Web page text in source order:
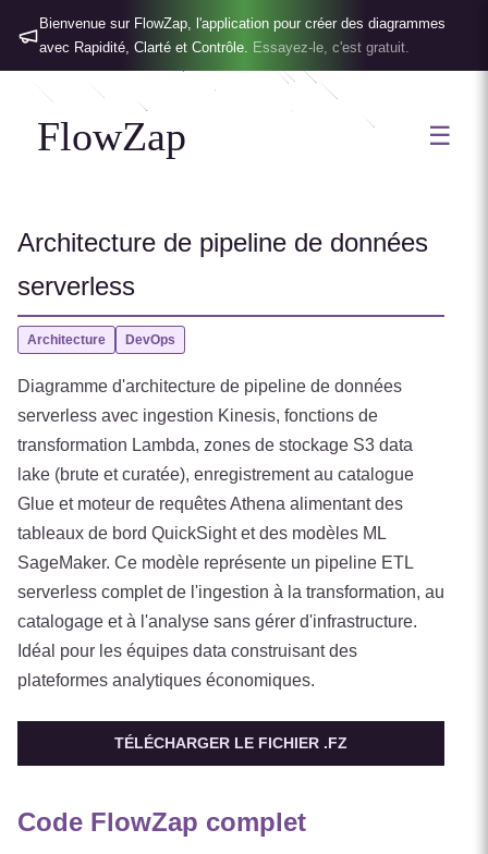
Bienvenue sur FlowZap, l'application pour créer des diagrammes
avec Rapidité, Clarté et Contrôle. Essayez-le, c'est gratuit.
FlowZap ☰
Architecture de pipeline de données
serverless
Architecture DevOps
Diagramme d'architecture de pipeline de données
serverless avec ingestion Kinesis, fonctions de
transformation Lambda, zones de stockage S3 data
lake (brute et curatée), enregistrement au catalogue
Glue et moteur de requêtes Athena alimentant des
tableaux de bord QuickSight et des modèles ML
SageMaker. Ce modèle représente un pipeline ETL
serverless complet de l'ingestion à la transformation, au
catalogage et à l'analyse sans gérer d'infrastructure.
Idéal pour les équipes data construisant des
plateformes analytiques économiques.
TÉLÉCHARGER LE FICHIER .FZ
Code FlowZap complet